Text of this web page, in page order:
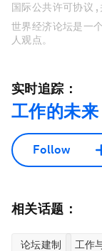
国际公共许可协议 ,
世界经济论坛是一
人观点。
实时追踪：
工作的未来
Follow
相关话题：
论坛建制 工作